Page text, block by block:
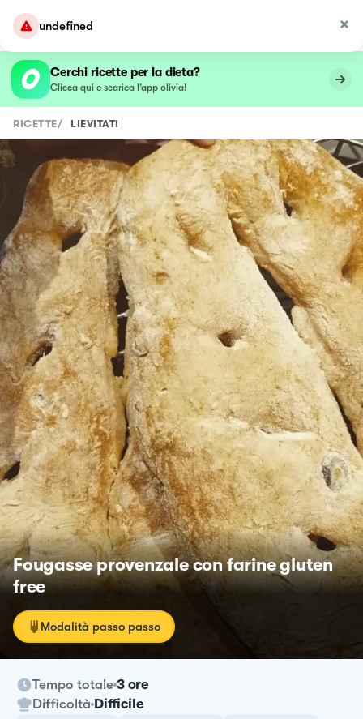
undefined
Cerchi ricette per la dieta?
Clicca qui e scarica l’app olivia!
RICETTE/ LIEVITATI
Fougasse provenzale con farine gluten
free
Modalità passo passo
Tempo totale 3 ore
Difficoltà Difficile